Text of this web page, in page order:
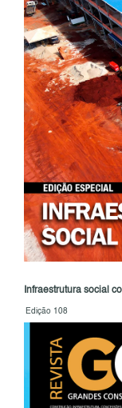
Infraestrutura social
Edição 108